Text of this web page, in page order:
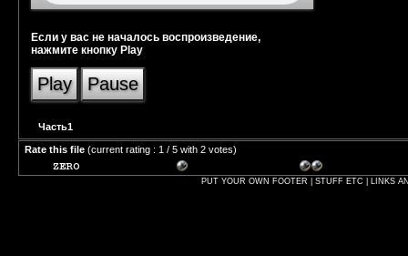
Если у вас не началось воспроизведение,
нажмите кнопку Play
Play Pause
Часть1
Rate this file (current rating : 1 / 5 with 2 votes)
PUT YOUR OWN FOOTER | STUFF ETC | LINKS